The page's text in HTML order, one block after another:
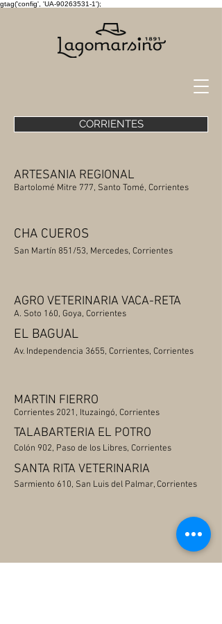
gtag('config', 'UA-90263531-1');
CORRIENTES
ARTESANIA REGIONAL
Bartolomé Mitre 777, Santo Tomé, Corrientes
CHA CUEROS
San Martín 851/53, Mercedes, Corrientes
AGRO VETERINARIA VACA-RETA
A. Soto 160, Goya, Corrientes
EL BAGUAL
Av. Independencia 3655, Corrientes, Corrientes
MARTIN FIERRO
Corrientes 2021, Ituzaingó, Corrientes
TALABARTERIA EL POTRO
Colón 902, Paso de los Libres, Corrientes
SANTA RITA VETERINARIA
Sarmiento 610, San Luis del Palmar, Corrientes